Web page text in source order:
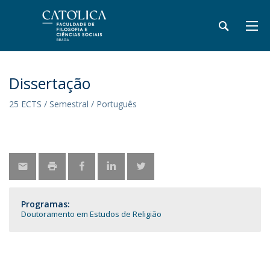
Dissertação
25 ECTS / Semestral / Português
Programas:
Doutoramento em Estudos de Religião